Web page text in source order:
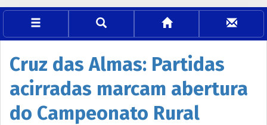
Cruz das Almas: Partidas
acirradas marcam abertura
do Campeonato Rural